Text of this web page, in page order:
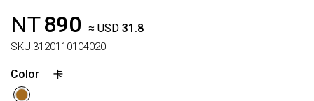
NT890 ≈ USD 31.8
SKU:3120110104020
Color 卡